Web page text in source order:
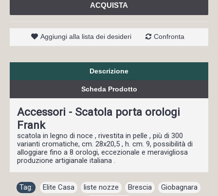
ACQUISTA
Aggiungi alla lista dei desideri Confronta
Descrizione
Scheda Prodotto
Accessori - Scatola porta orologi
Frank
scatola in legno di noce , rivestita in pelle , più di 300
varianti cromatiche, cm. 28x20,5 , h. cm. 9, possibilità di
alloggiare fino a 8 orologi, eccezionale e meravigliosa
produzione artigianale italiana .
Tag: Elite Casa , liste nozze , Brescia , Giobagnara ,